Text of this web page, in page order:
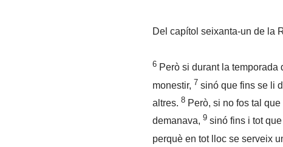
Del capítol seixanta-un de la
6Però si durant la temporada
monestir, 7 sinó que fins se li
altres. 8Però, si no fos tal que
demanava, 9sinó fins i tot
perquè en tot lloc se serveix